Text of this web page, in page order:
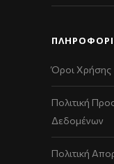
Όροι Χρήσης
Πολιτική
Δεδομένων
Πολιτική